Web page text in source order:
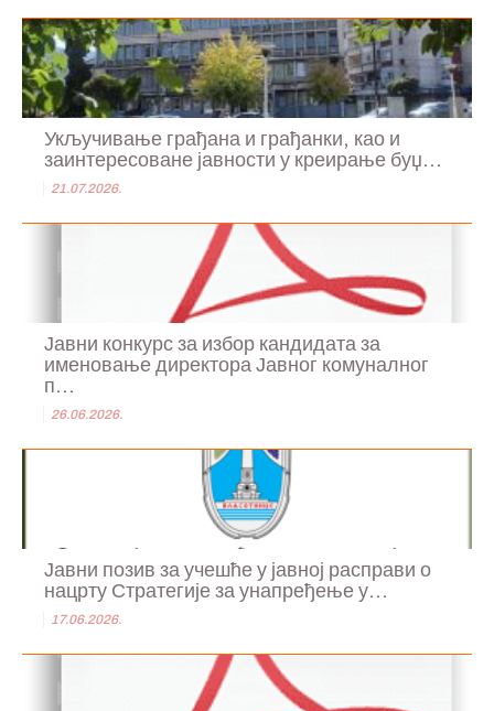
Укључивање грађана и грађанки, као и
заинтересоване јавности у креирање буџ...
21.07.2026.
Јавни конкурс за избор кандидата за
именовање директора Јавног комуналног
п...
26.06.2026.
Јавни позив за учешће у јавној расправи о
нацрту Стратегије за унапређење у...
17.06.2026.